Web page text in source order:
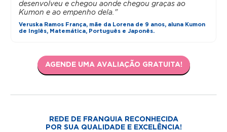
desenvolveu e chegou aonde chegou graças ao
Kumon e ao empenho dela."
Veruska Ramos França, mãe da Lorena de 9 anos, aluna Kumon
de Inglês, Matemática, Português e Japonês.
AGENDE UMA AVALIAÇÃO GRATUITA!
REDE DE FRANQUIA RECONHECIDA
POR SUA QUALIDADE E EXCELÊNCIA!